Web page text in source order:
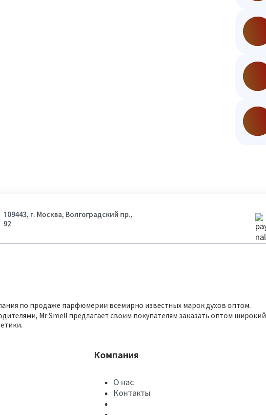
109443, г. Москва, Волгоградский пр.,
92
по продаже парфюмерии всемирно известных марок духов оптом.
Mr.Smell предлагает своим покупателям заказать оптом широкий
Компания
О нас
Контакты